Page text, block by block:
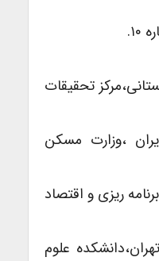
تحقیقات
در ایران ،وزارت مسکن
برنامه ریزی و اقتصاد
تهران،دانشکده علوم